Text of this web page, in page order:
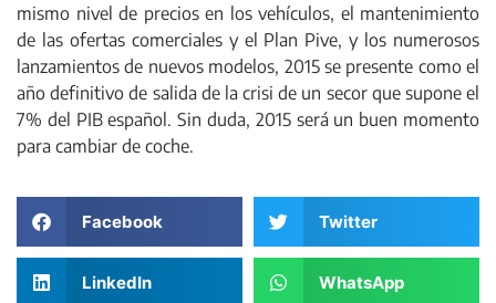
mismo nivel de precios en los vehículos, el mantenimiento
de las ofertas comerciales y el Plan Pive, y los numerosos
lanzamientos de nuevos modelos, 2015 se presente como el
año definitivo de salida de la crisi de un secor que supone el
7% del PIB español. Sin duda, 2015 será un buen momento
para cambiar de coche.
Facebook Twitter
LinkedIn WhatsApp